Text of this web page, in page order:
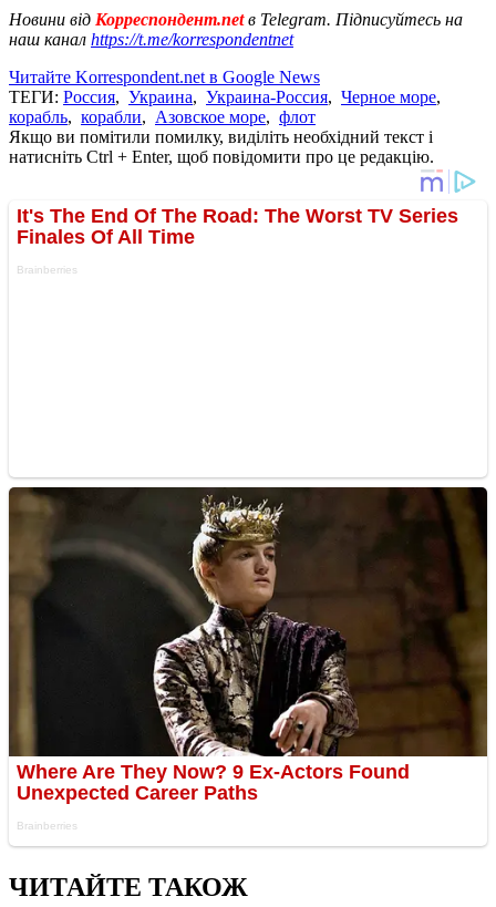
Новини від Корреспондент.netв Telegram. Підписуйтесь на
наш канал https://t.me/korrespondentnet
Читайте Korrespondent.net в Google News
ТЕГИ: Россия, Украина, Украина-Россия, Черное море,
корабль, корабли, Азовское море, флот
Якщо ви помітили помилку, виділіть необхідний текст і
натисніть Ctrl + Enter, щоб повідомити про це редакцію.
ЧИТАЙТЕ ТАКОЖ